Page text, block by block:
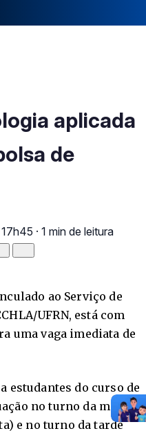
aplicada
de
· 1 min de leitura
ao Serviço de
UFRN, está com
uma vaga imediata de
estudantes do curso de
no turno da manhã (
e no turno da tarde